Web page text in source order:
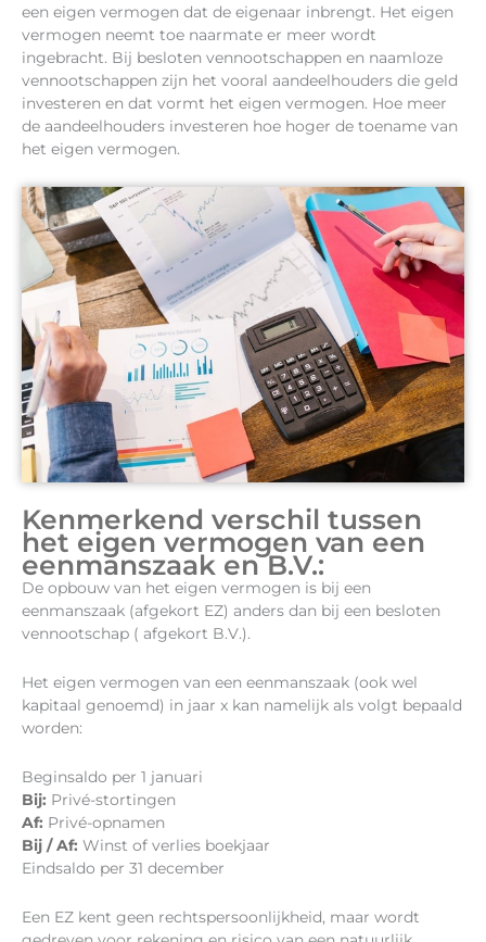
een eigen vermogen dat de eigenaar inbrengt. Het eigen
vermogen neemt toe naarmate er meer wordt
ingebracht. Bij besloten vennootschappen en naamloze
vennootschappen zijn het vooral aandeelhouders die geld
investeren en dat vormt het eigen vermogen. Hoe meer
de aandeelhouders investeren hoe hoger de toename van
het eigen vermogen.
Kenmerkend verschil tussen
het eigen vermogen van een
eenmanszaak en B.V.:
De opbouw van het eigen vermogen is bij een
eenmanszaak (afgekort EZ) anders dan bij een besloten
vennootschap ( afgekort B.V.).
Het eigen vermogen van een eenmanszaak (ook wel
kapitaal genoemd) in jaar x kan namelijk als volgt bepaald
worden:
Beginsaldo per 1 januari
Bij: Privé-stortingen
Af: Privé-opnamen
Bij / Af: Winst of verlies boekjaar
Eindsaldo per 31 december
Een EZ kent geen rechtspersoonlijkheid, maar wordt